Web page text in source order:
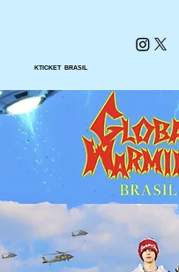
KTICKET BRASIL